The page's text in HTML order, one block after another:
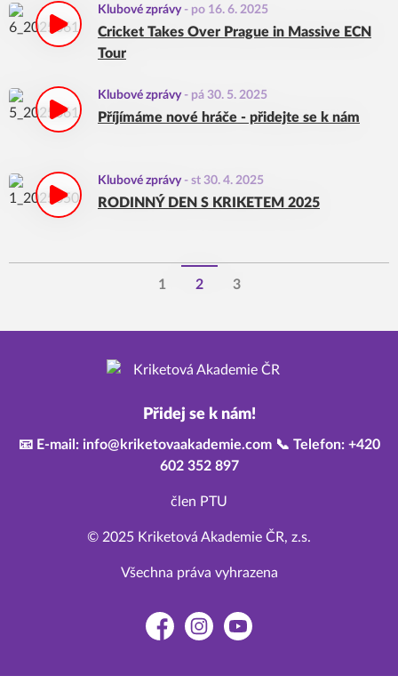
Klubové zprávy - po 16. 6. 2025
Cricket Takes Over Prague in Massive ECN
Tour
Klubové zprávy - pá 30. 5. 2025
Příjímáme nové hráče - přidejte se k nám
Klubové zprávy - st 30. 4. 2025
RODINNÝ DEN S KRIKETEM 2025
1 2 3
Přidej se k nám!
📧 E-mail: info@kriketovaakademie.com 📞 Telefon: +420
602 352 897
člen PTU
© 2025 Kriketová Akademie ČR, z.s.
Všechna práva vyhrazena
FacebookInstagramYouTube